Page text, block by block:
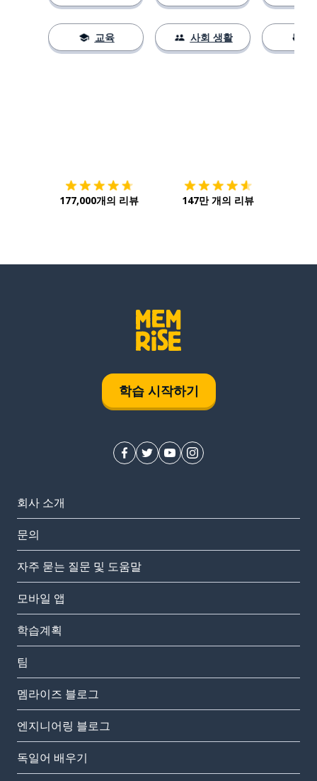
교육 사회 생활
177,000개의 리뷰 147만 개의 리뷰
학습 시작하기
회사 소개
문의
자주 묻는 질문 및 도움말
모바일 앱
학습계획
팀
멤라이즈 블로그
엔지니어링 블로그
독일어 배우기